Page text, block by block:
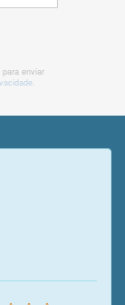
enviar